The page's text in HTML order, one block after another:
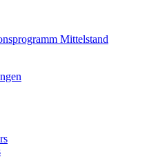
Mittelstand